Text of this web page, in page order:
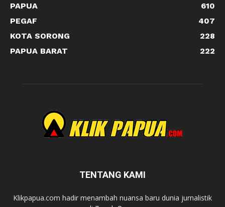
PAPUA
610
PEGAF
407
KOTA SORONG
228
PAPUA BARAT
222
TENTANG KAMI
Klikpapua.com hadir menambah nuansa baru dunia jurnalistik